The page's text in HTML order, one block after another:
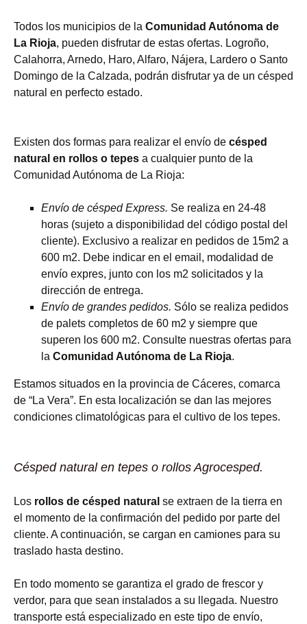
Todos los municipios de la Comunidad Autónoma de
La Rioja, pueden disfrutar de estas ofertas. Logroño,
Calahorra, Arnedo, Haro, Alfaro, Nájera, Lardero o Santo
Domingo de la Calzada, podrán disfrutar ya de un césped
natural en perfecto estado.
Existen dos formas para realizar el envío de césped
natural en rollos o tepes a cualquier punto de la
Comunidad Autónoma de La Rioja:
Envío de césped Express. Se realiza en 24-48
horas (sujeto a disponibilidad del código postal del
cliente). Exclusivo a realizar en pedidos de 15m2 a
600 m2. Debe indicar en el email, modalidad de
envío expres, junto con los m2 solicitados y la
dirección de entrega.
Envío de grandes pedidos. Sólo se realiza pedidos
de palets completos de 60 m2 y siempre que
superen los 600 m2. Consulte nuestras ofertas para
la Comunidad Autónoma de La Rioja.
Estamos situados en la provincia de Cáceres, comarca
de “La Vera”. En esta localización se dan las mejores
condiciones climatológicas para el cultivo de los tepes.
Césped natural en tepes o rollos Agrocesped.
Los rollos de césped natural se extraen de la tierra en
el momento de la confirmación del pedido por parte del
cliente. A continuación, se cargan en camiones para su
traslado hasta destino.
En todo momento se garantiza el grado de frescor y
verdor, para que sean instalados a su llegada. Nuestro
transporte está especializado en este tipo de envío,